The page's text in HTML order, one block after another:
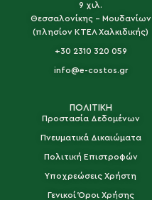
9 χιλ.
Θεσσαλονίκης - Μουδανίων
(πλησίον ΚΤΕΛ Χαλκιδικής)
+30 2310 320 059
info@e-costos.gr
ΠΟΛΙΤΙΚΗ
Προστασία Δεδομένων
Πνευματικά Δικαιώματα
Πολιτική Επιστροφών
Υποχρεώσεις Χρήστη
Γενικοί Όροι Χρήσης